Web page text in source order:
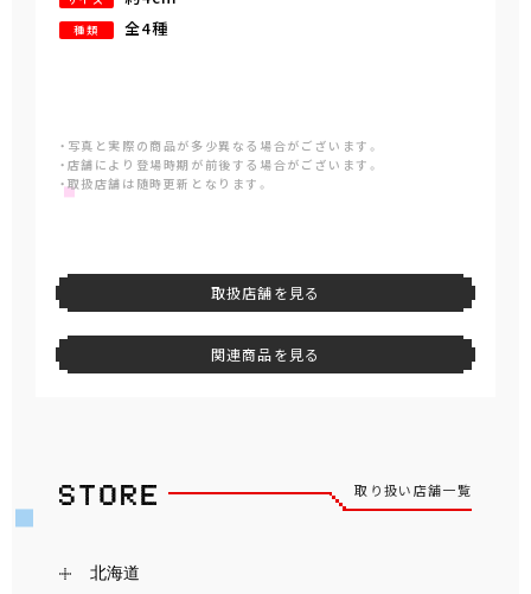
種類 全4種
・写真と実際の商品が多少異なる場合がございます。
・店舗により登場時期が前後する場合がございます。
・取扱店舗は随時更新となります。
取扱店舗を見る
関連商品を見る
取り扱い店舗一覧
北海道